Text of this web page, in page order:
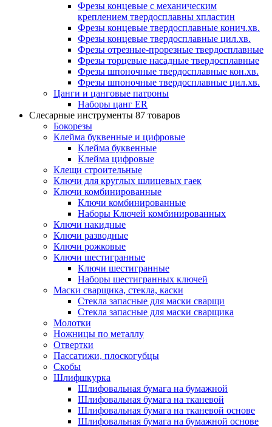
Фрезы концевые с механическим
креплением твердосплавны хпластин
Фрезы концевые твердосплавные конич.хв.
Фрезы концевые твердосплавные цил.хв.
Фрезы отрезные-прорезные твердосплавные
Фрезы торцевые насадные твердосплавные
Фрезы шпоночные твердосплавные кон.хв.
Фрезы шпоночные твердосплавные цил.хв.
Цанги и цанговые патроны
Наборы цанг ER
Слесарные инструменты 87 товаров
Бокорезы
Клейма буквенные и цифровые
Клейма буквенные
Клейма цифровые
Клещи строительные
Ключи для круглых шлицевых гаек
Ключи комбинированные
Ключи комбинированные
Наборы Ключей комбинированных
Ключи накидные
Ключи разводные
Ключи рожковые
Ключи шестигранные
Ключи шестигранные
Наборы шестигранных ключей
Маски сварщика, стекла, каски
Стекла запасные для маски сварщи
Стекла запасные для маски сварщика
Молотки
Ножницы по металлу
Отвертки
Пассатижи, плоскогубцы
Скобы
Шлифшкурка
Шлифовальная бумага на бумажной
Шлифовальная бумага на тканевой
Шлифовальная бумага на тканевой основе
Шлифовальная бумага на бумажной основе